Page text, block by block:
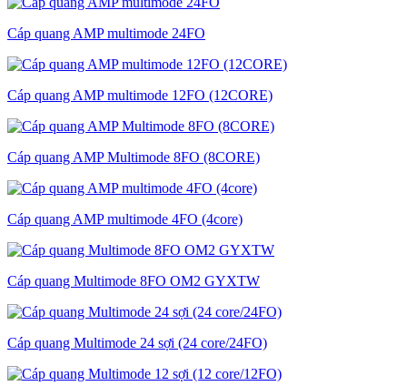
Cáp quang AMP multimode 24FO
Cáp quang AMP multimode 12FO (12CORE)
Cáp quang AMP Multimode 8FO (8CORE)
Cáp quang AMP multimode 4FO (4core)
Cáp quang Multimode 8FO OM2 GYXTW
Cáp quang Multimode 24 sợi (24 core/24FO)